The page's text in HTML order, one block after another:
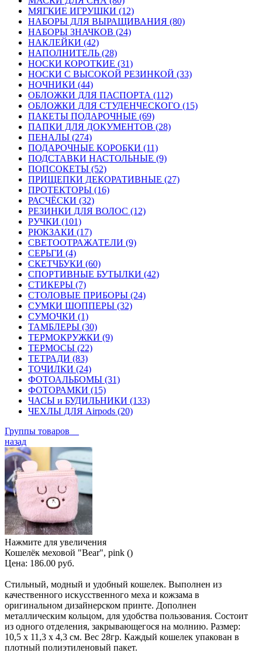
МЯГКИЕ ИГРУШКИ (12)
НАБОРЫ ДЛЯ ВЫРАЩИВАНИЯ (80)
НАБОРЫ ЗНАЧКОВ (24)
НАКЛЕЙКИ (42)
НАПОЛНИТЕЛЬ (28)
НОСКИ КОРОТКИЕ (31)
НОСКИ С ВЫСОКОЙ РЕЗИНКОЙ (33)
НОЧНИКИ (44)
ОБЛОЖКИ ДЛЯ ПАСПОРТА (112)
ОБЛОЖКИ ДЛЯ СТУДЕНЧЕСКОГО (15)
ПАКЕТЫ ПОДАРОЧНЫЕ (69)
ПАПКИ ДЛЯ ДОКУМЕНТОВ (28)
ПЕНАЛЫ (274)
ПОДАРОЧНЫЕ КОРОБКИ (11)
ПОДСТАВКИ НАСТОЛЬНЫЕ (9)
ПОПСОКЕТЫ (52)
ПРИЩЕПКИ ДЕКОРАТИВНЫЕ (27)
ПРОТЕКТОРЫ (16)
РАСЧЁСКИ (32)
РЕЗИНКИ ДЛЯ ВОЛОС (12)
РУЧКИ (101)
РЮКЗАКИ (17)
СВЕТООТРАЖАТЕЛИ (9)
СЕРЬГИ (4)
СКЕТЧБУКИ (60)
СПОРТИВНЫЕ БУТЫЛКИ (42)
СТИКЕРЫ (7)
СТОЛОВЫЕ ПРИБОРЫ (24)
СУМКИ ШОППЕРЫ (32)
СУМОЧКИ (1)
ТАМБЛЕРЫ (30)
ТЕРМОКРУЖКИ (9)
ТЕРМОСЫ (22)
ТЕТРАДИ (83)
ТОЧИЛКИ (24)
ФОТОАЛЬБОМЫ (31)
ФОТОРАМКИ (15)
ЧАСЫ и БУДИЛЬНИКИ (133)
ЧЕХЛЫ ДЛЯ Airpods (20)
Группы товаров
назад
Нажмите для увеличения
Кошелёк меховой "Bear", pink ()
Цена: 186.00 руб.
Стильный, модный и удобный кошелек. Выполнен из
качественного искусственного меха и кожзама в
оригинальном дизайнерском принте. Дополнен
металлическим кольцом, для удобства пользования. Состоит
из одного отделения, закрывающегося на молнию. Размер:
10,5 х 11,3 х 4,3 см. Вес 28гр. Каждый кошелек упакован в
плотный полиэтиленовый пакет.